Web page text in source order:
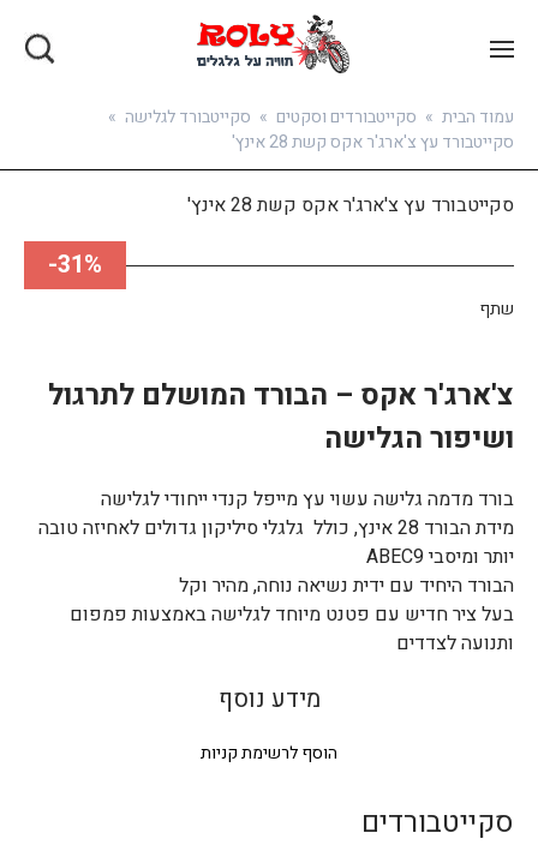
בואו להירשם
עמוד הבית » סקייטבורדים וסקטים » סקייטבורד לגלישה »
סקייטבורד עץ צ'ארג'ר אקס קשת 28 אינץ'
סקייטבורד עץ צ'ארג'ר אקס קשת 28 אינץ'
31%-
שתף
צ'ארג'ר אקס – הבורד המושלם לתרגול
ושיפור הגלישה
בורד מדמה גלישה עשוי עץ מייפל קנדי ייחודי לגלישה
מידת הבורד 28 אינץ, כולל גלגלי סיליקון גדולים לאחיזה טובה
יותר ומיסבי ABEC9
הבורד היחיד עם ידית נשיאה נוחה, מהיר וקל
בעל ציר חדיש עם פטנט מיוחד לגלישה באמצעות פמפום
ותנועה לצדדים
מידע נוסף
הוסף לרשימת קניות
סקייטבורדים